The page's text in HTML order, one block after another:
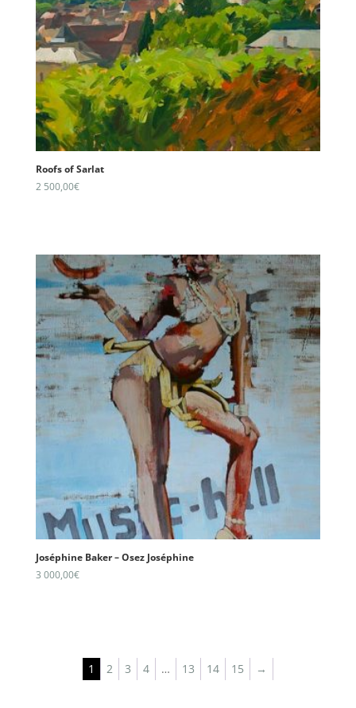
Roofs of Sarlat
2 500,00€
Joséphine Baker – Osez Joséphine
3 000,00€
1 2 3 4 … 13 14 15 →